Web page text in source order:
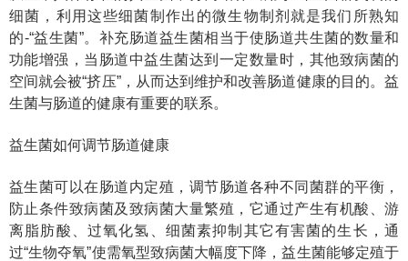
细菌，利用这些细菌制作出的微生物制剂就是我们所熟知
的-“益生菌”。补充肠道益生菌相当于使肠道共生菌的数量和
功能增强，当肠道中益生菌达到一定数量时，其他致病菌的
空间就会被“挤压”，从而达到维护和改善肠道健康的目的。益
生菌与肠道的健康有重要的联系。
益生菌如何调节肠道健康
益生菌可以在肠道内定殖，调节肠道各种不同菌群的平衡，
防止条件致病菌及致病菌大量繁殖，它通过产生有机酸、游
离脂肪酸、过氧化氢、细菌素抑制其它有害菌的生长，通
过“生物夺氧”使需氧型致病菌大幅度下降，益生菌能够定殖于